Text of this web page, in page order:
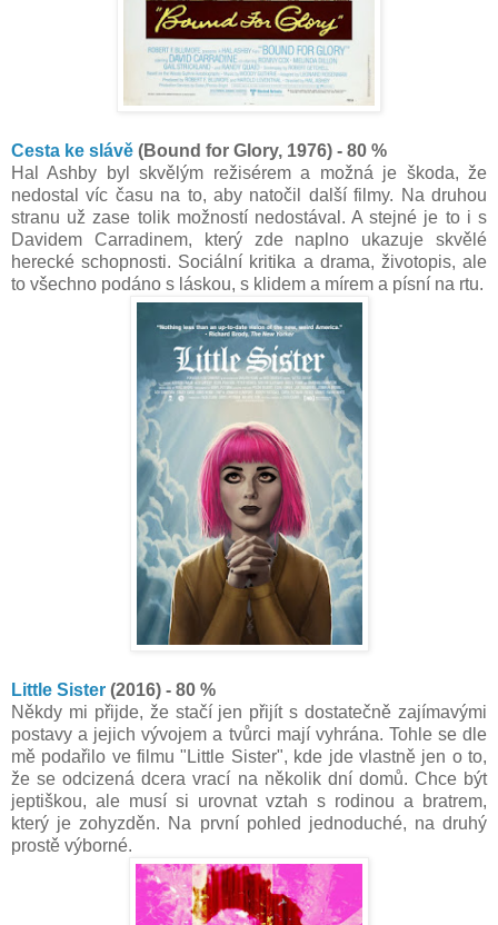
Cesta ke slávě (Bound for Glory, 1976) - 80 %
Hal Ashby byl skvělým režisérem a možná je škoda, že
nedostal víc času na to, aby natočil další filmy. Na druhou
stranu už zase tolik možností nedostával. A stejné je to i s
Davidem Carradinem, který zde naplno ukazuje skvělé
herecké schopnosti. Sociální kritika a drama, životopis, ale
to všechno podáno s láskou, s klidem a mírem a písní na rtu.
Little Sister (2016) - 80 %
Někdy mi přijde, že stačí jen přijít s dostatečně zajímavými
postavy a jejich vývojem a tvůrci mají vyhrána. Tohle se dle
mě podařilo ve filmu "Little Sister", kde jde vlastně jen o to,
že se odcizená dcera vrací na několik dní domů. Chce být
jeptiškou, ale musí si urovnat vztah s rodinou a bratrem,
který je zohyzděn. Na první pohled jednoduché, na druhý
prostě výborné.